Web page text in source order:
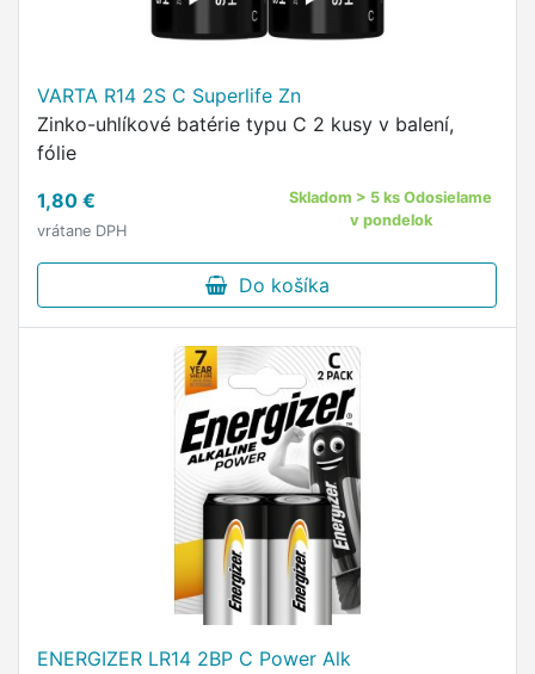
VARTA R14 2S C Superlife Zn
Zinko-uhlíkové batérie typu C 2 kusy v balení,
fólie
1,80 €
vrátane DPH
Skladom > 5 ks Odosielame
v pondelok
Do košíka
ENERGIZER LR14 2BP C Power Alk